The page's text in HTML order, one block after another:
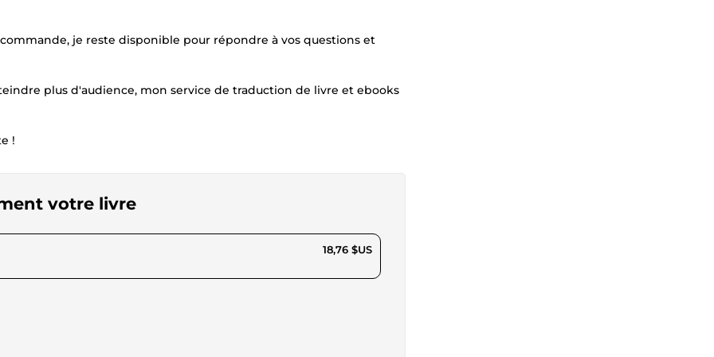
je reste disponible pour répondre à vos questions et
plus d'audience, mon service de traduction de livre et ebooks
!
votre livre
18,76 $US